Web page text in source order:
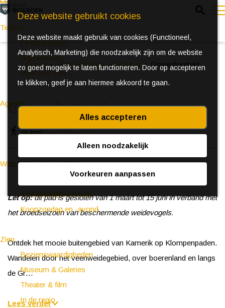
Deze website gebruikt cookies
Deze website maakt gebruik van cookies (Functioneel,
Analytisch, Marketing) die noodzakelijk zijn om de website
zo goed mogelijk te laten functioneren. Door op accepteren
te klikken, geef je aan hiermee akkoord te gaan.
Alles accepteren
Alleen noodzakelijk
Voorkeuren aanpassen
e
Tickets
Direct boeken
Digitale tours
Huur een fiets
Agenda
Ontdek Woerden in de zomer
Event aanmeldformulier
Winkelen
(Bijzondere) markten
Ambachtelijke winkels
Koopzondag en -avond
Zien
Bezienswaardigheden
Museum & Galeries
Theater & film
In de regio
Home Plan je bezoek Routes Graveslootpad
Graveslootpad
(8 km)
Download GPX
Let op:dit pad is gesloten van 1 maart tot 15 juni in verband met
het broedseizoen van beschermende weidevogels.
Ontdek het mooie buitengebied van Kamerik op Klompenpaden.
Wandelen door het veenweidegebied, over boerenland en langs
de Gr…
Lees verder